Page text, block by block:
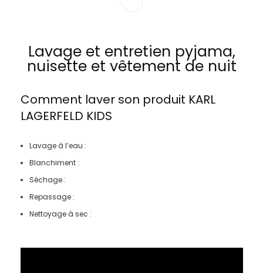
Lavage et entretien pyjama,
nuisette et vêtement de nuit
Comment laver son produit KARL
LAGERFELD KIDS
Lavage à l’eau :
Blanchiment :
Séchage :
Repassage :
Nettoyage à sec :